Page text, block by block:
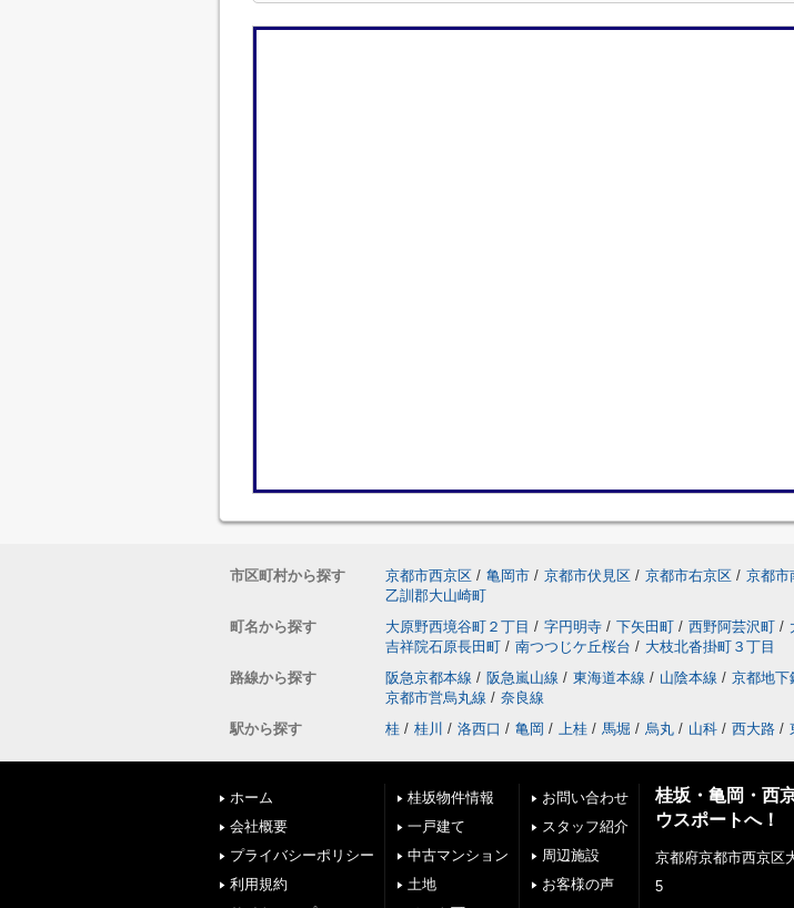
市区町村から探す 京都市西京区 / 亀岡市 / 京都市伏見区 / 京都市右京区 / 京都市
乙訓郡大山崎町
町名から探す
大原野西境谷町２丁目 / 字円明寺 / 下矢田町 / 西野阿芸沢町 /
吉祥院石原長田町 / 南つつじケ丘桜台 / 大枝北沓掛町３丁目
路線から探す
阪急京都本線 / 阪急嵐山線 / 東海道本線 / 山陰本線 / 京都地下
京都市営烏丸線 / 奈良線
駅から探す
桂 / 桂川 / 洛西口 / 亀岡 / 上桂 / 馬堀 / 烏丸 / 山科 / 西大路 /
ホーム
会社概要
プライバシーポリシー
利用規約
桂坂物件情報
一戸建て
中古マンション
土地
お問い合わせ
スタッフ紹介
周辺施設
お客様の声
桂坂・亀岡・西
ウスポートへ！
京都府京都市西京区
5